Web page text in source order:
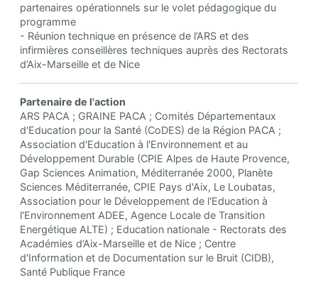
partenaires opérationnels sur le volet pédagogique du
programme
- Réunion technique en présence de l’ARS et des
infirmières conseillères techniques auprès des Rectorats
d’Aix-Marseille et de Nice
Partenaire de l'action
ARS PACA ; GRAINE PACA ; Comités Départementaux
d'Education pour la Santé (CoDES) de la Région PACA ;
Association d'Education à l'Environnement et au
Développement Durable (CPIE Alpes de Haute Provence,
Gap Sciences Animation, Méditerranée 2000, Planète
Sciences Méditerranée, CPIE Pays d'Aix, Le Loubatas,
Association pour le Développement de l'Education à
l'Environnement ADEE, Agence Locale de Transition
Energétique ALTE) ; Education nationale - Rectorats des
Académies d’Aix-Marseille et de Nice ; Centre
d'Information et de Documentation sur le Bruit (CIDB),
Santé Publique France